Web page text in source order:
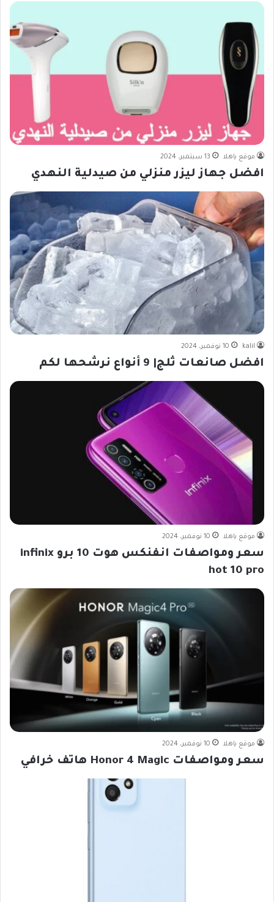
موقع ياهلا 13 سبتمبر، 2024
افضل جهاز ليزر منزلي من صيدلية النهدي
kalil 10 نوفمبر، 2024
افضل صانعات ثلج| 9 أنواع نرشحها لكم
موقع ياهلا 10 نوفمبر، 2024
سعر ومواصفات انفنكس هوت 10 برو infinix
hot 10 pro
موقع ياهلا 10 نوفمبر، 2024
سعر ومواصفات Honor 4 Magic هاتف خرافي